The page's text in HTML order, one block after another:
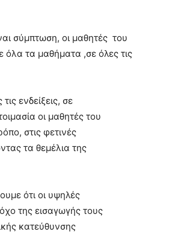
σύμπτωση, οι μαθητές του
τα μαθήματα ,σε όλες τις
ενδείξεις, σε
οι μαθητές του
στις φετινές
τα θεμέλια της
ότι οι υψηλές
της εισαγωγής τους
κατεύθυνσης